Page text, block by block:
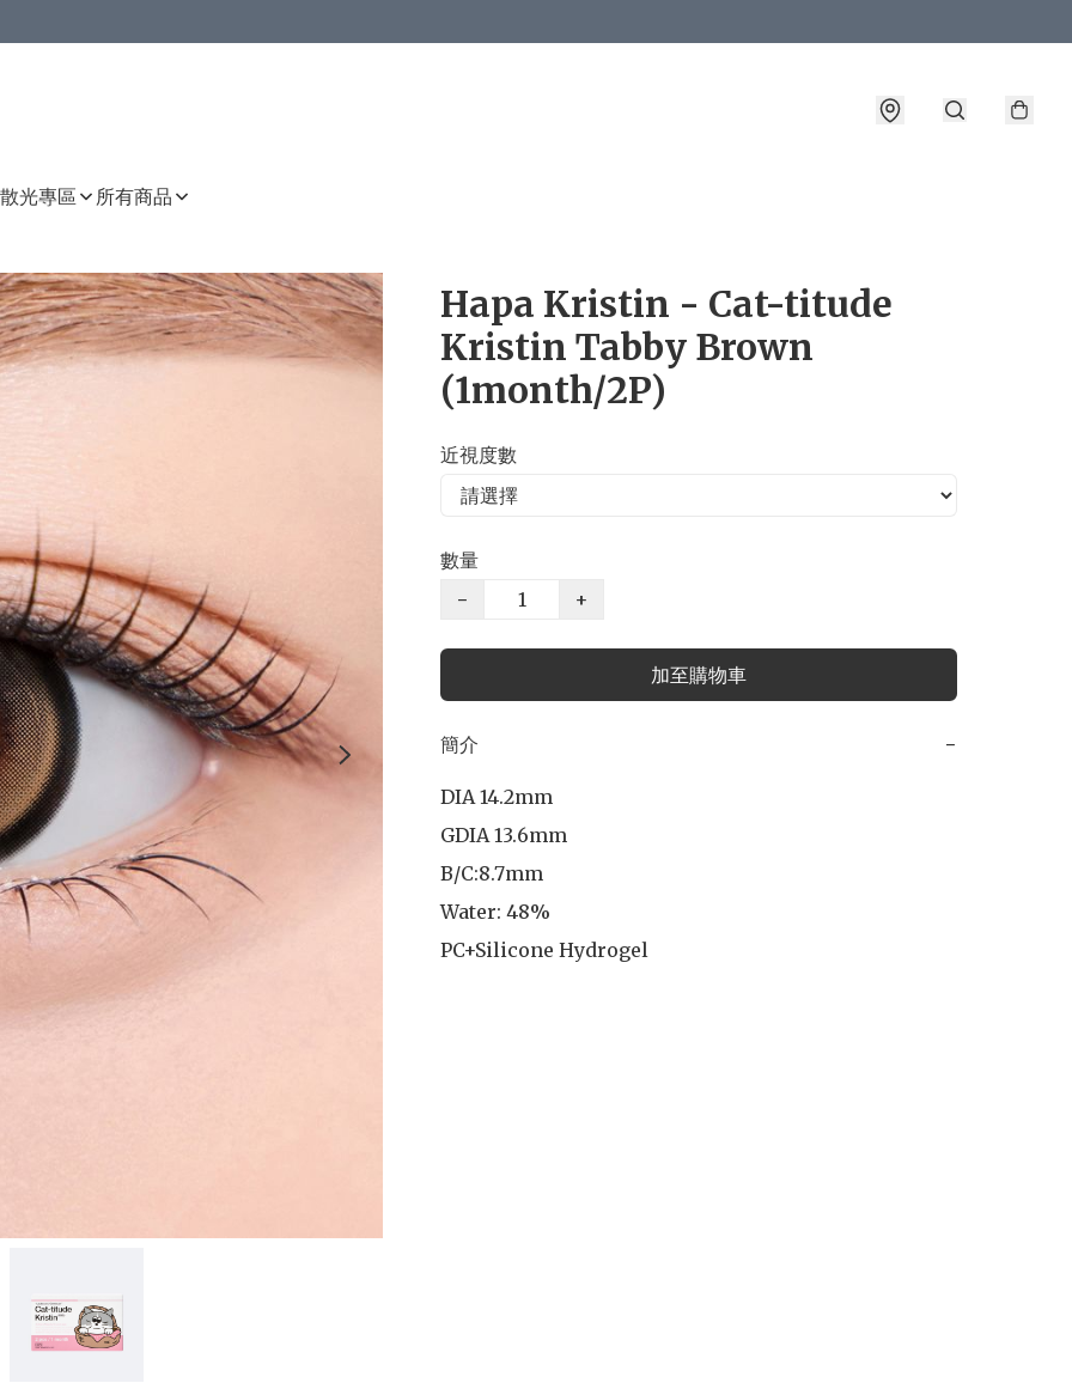
散光專區 所有商品
Hapa Kristin - Cat-titude
Kristin Tabby Brown
(1month/2P)
近視度數
數量
−
+
加至購物車
簡介 −
DIA 14.2mm
GDIA 13.6mm
B/C:8.7mm
Water: 48%
PC+Silicone Hydrogel